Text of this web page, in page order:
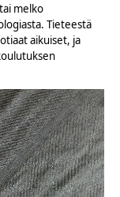
melko
Tieteestä
aikuiset, ja